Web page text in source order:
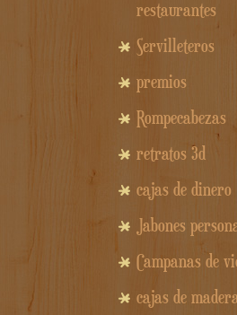
restaurantes
Servilleteros
premios
Rompecabezas
retratos 3d
cajas de dinero
Jabones
Campanas de
cajas de